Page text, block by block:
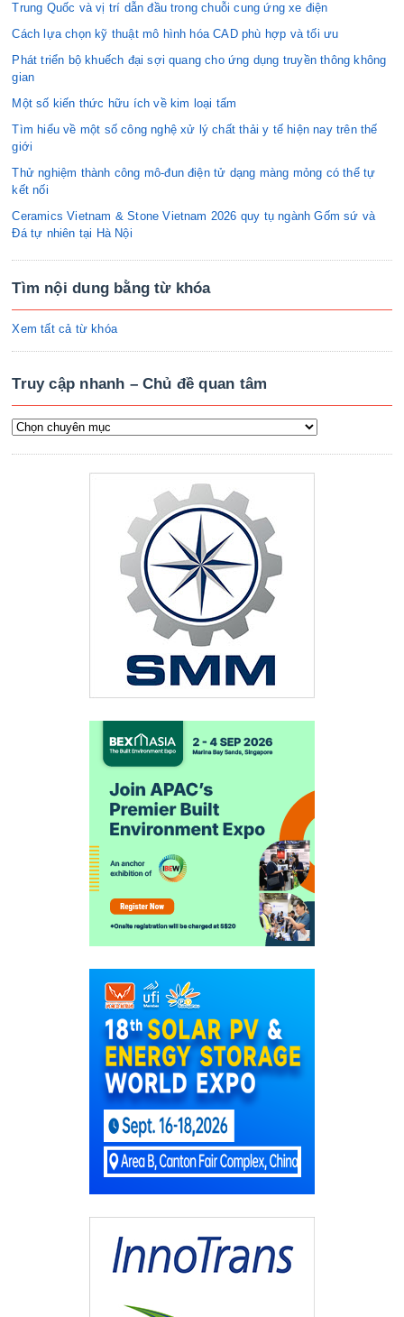
Trung Quốc và vị trí dẫn đầu trong chuỗi cung ứng xe điện
Cách lựa chọn kỹ thuật mô hình hóa CAD phù hợp và tối ưu
Phát triển bộ khuếch đại sợi quang cho ứng dụng truyền thông không
gian
Một số kiến thức hữu ích về kim loại tấm
Tìm hiểu về một số công nghệ xử lý chất thải y tế hiện nay trên thế
giới
Thử nghiệm thành công mô-đun điện tử dạng màng mỏng có thể tự
kết nối
Ceramics Vietnam & Stone Vietnam 2026 quy tụ ngành Gốm sứ và
Đá tự nhiên tại Hà Nội
Tìm nội dung bằng từ khóa
Xem tất cả từ khóa
Truy cập nhanh – Chủ đề quan tâm